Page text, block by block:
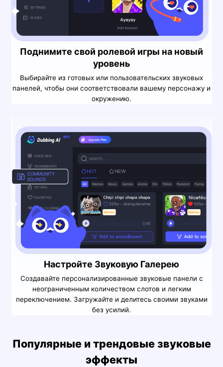
Поднимите свой ролевой игры на новый
уровень
Выбирайте из готовых или пользовательских звуковых
панелей, чтобы они соответствовали вашему персонажу и
окружению.
Настройте Звуковую Галерею
Создавайте персонализированные звуковые панели с
неограниченным количеством слотов и легким
переключением. Загружайте и делитесь своими звуками
без усилий.
Популярные и трендовые звуковые
эффекты